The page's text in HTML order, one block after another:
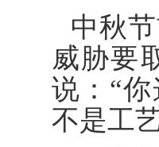
中秋
威胁要
说：“
不是工